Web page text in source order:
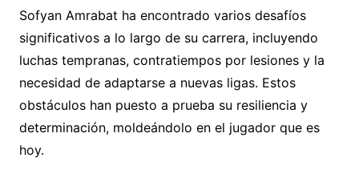
Sofyan Amrabat ha encontrado varios desafíos
significativos a lo largo de su carrera, incluyendo
luchas tempranas, contratiempos por lesiones y la
necesidad de adaptarse a nuevas ligas. Estos
obstáculos han puesto a prueba su resiliencia y
determinación, moldeándolo en el jugador que es
hoy.